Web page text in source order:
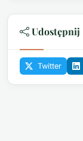
Udostępnij
Twitter